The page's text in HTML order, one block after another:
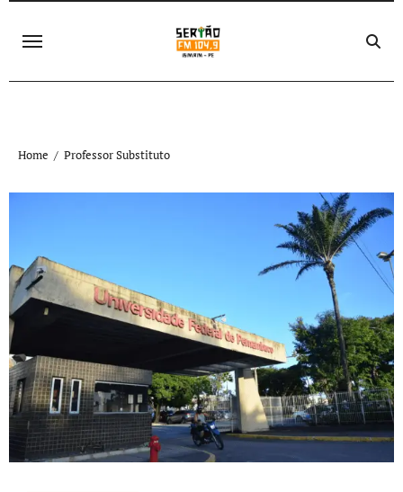
Home Professor Substituto